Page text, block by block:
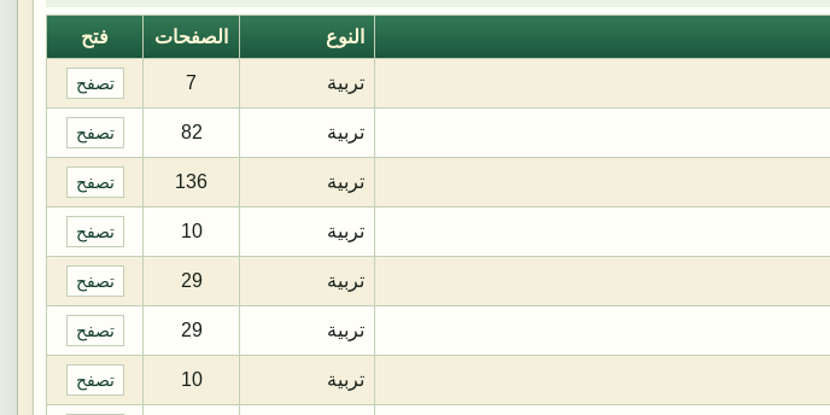
النوع الصفحات فتح
تربية 7 تصفح
تربية 82 تصفح
تربية 136 تصفح
تربية 10 تصفح
تربية 29 تصفح
تربية 29 تصفح
تربية 10 تصفح